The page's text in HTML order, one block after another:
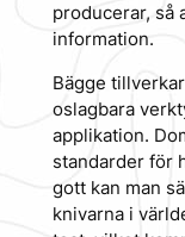
producerar, så
information.
Bägge
oslagbara
applikation.
standarder för
gott kan man
knivarna i